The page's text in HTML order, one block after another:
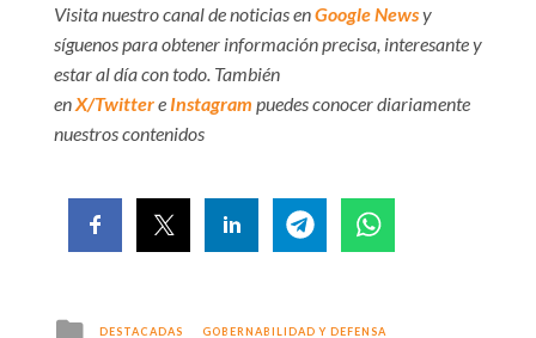
Visita nuestro canal de noticias enGoogle Newsy
síguenos para obtener información precisa, interesante y
estar al día con todo. También
en X/Twittere Instagram puedes conocer diariamente
nuestros contenidos
Posted
DESTACADAS GOBERNABILIDAD Y DEFENSA